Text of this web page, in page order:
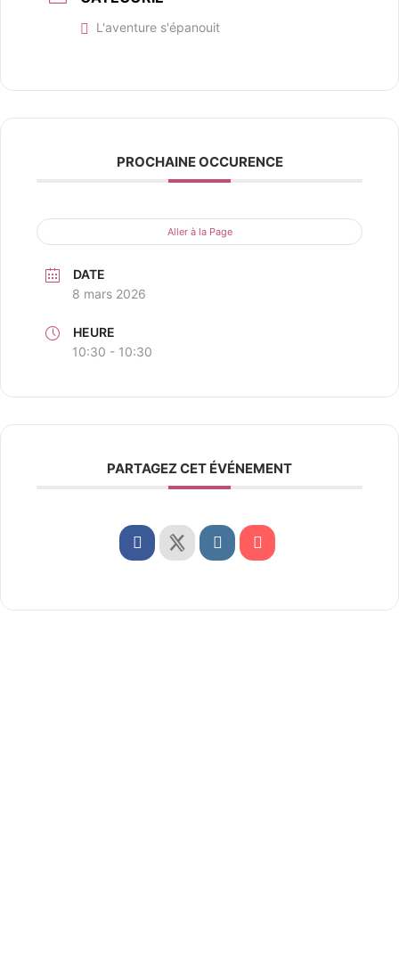
L'aventure s'épanouit
PROCHAINE OCCURENCE
Aller à la Page
DATE
8 mars 2026
HEURE
10:30 - 10:30
PARTAGEZ CET ÉVÉNEMENT